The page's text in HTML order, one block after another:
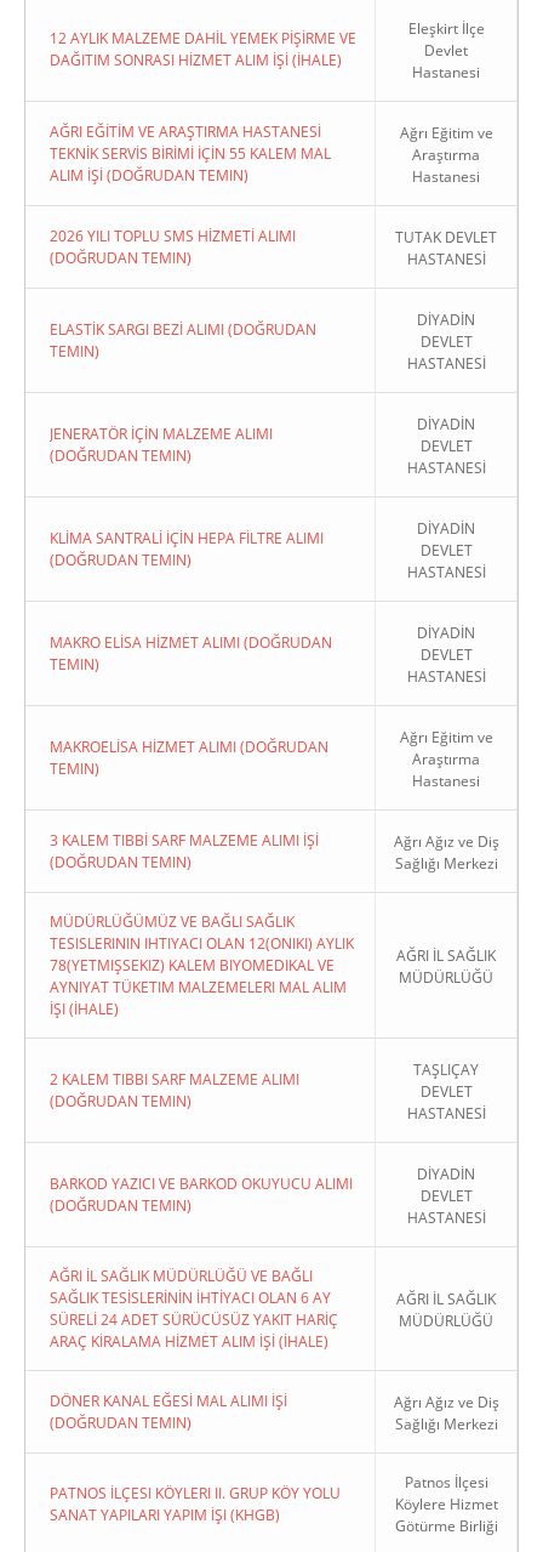
12 AYLIK MALZEME DAHİL YEMEK PİŞİRME VE
DAĞITIM SONRASI HİZMET ALIM İŞİ (İHALE)
Eleşkirt İlçe
Devlet
Hastanesi
AĞRI EĞİTİM VE ARAŞTIRMA HASTANESİ
TEKNİK SERVİS BİRİMİ İÇİN 55 KALEM MAL
ALIM İŞİ (DOĞRUDAN TEMIN)
Ağrı Eğitim ve
Araştırma
Hastanesi
2026 YILI TOPLU SMS HİZMETİ ALIMI
(DOĞRUDAN TEMIN)
TUTAK DEVLET
HASTANESİ
ELASTİK SARGI BEZİ ALIMI (DOĞRUDAN
TEMIN)
DİYADİN
DEVLET
HASTANESİ
JENERATÖR İÇİN MALZEME ALIMI
(DOĞRUDAN TEMIN)
DİYADİN
DEVLET
HASTANESİ
KLİMA SANTRALİ İÇİN HEPA FİLTRE ALIMI
(DOĞRUDAN TEMIN)
DİYADİN
DEVLET
HASTANESİ
MAKRO ELİSA HİZMET ALIMI (DOĞRUDAN
TEMIN)
DİYADİN
DEVLET
HASTANESİ
MAKROELİSA HİZMET ALIMI (DOĞRUDAN
TEMIN)
Ağrı Eğitim ve
Araştırma
Hastanesi
3 KALEM TIBBİ SARF MALZEME ALIMI İŞİ
(DOĞRUDAN TEMIN)
Ağrı Ağız ve Diş
Sağlığı Merkezi
MÜDÜRLÜĞÜMÜZ VE BAĞLI SAĞLIK
TESISLERININ IHTIYACI OLAN 12(ONIKI) AYLIK
78(YETMIŞSEKIZ) KALEM BIYOMEDIKAL VE
AYNIYAT TÜKETIM MALZEMELERI MAL ALIM
İŞI (İHALE)
AĞRI İL SAĞLIK
MÜDÜRLÜĞÜ
2 KALEM TIBBI SARF MALZEME ALIMI
(DOĞRUDAN TEMIN)
TAŞLIÇAY
DEVLET
HASTANESİ
BARKOD YAZICI VE BARKOD OKUYUCU ALIMI
(DOĞRUDAN TEMIN)
DİYADİN
DEVLET
HASTANESİ
AĞRI İL SAĞLIK MÜDÜRLÜĞÜ VE BAĞLI
SAĞLIK TESİSLERİNİN İHTİYACI OLAN 6 AY
SÜRELİ 24 ADET SÜRÜCÜSÜZ YAKIT HARİÇ
ARAÇ KİRALAMA HİZMET ALIM İŞİ (İHALE)
AĞRI İL SAĞLIK
MÜDÜRLÜĞÜ
DÖNER KANAL EĞESİ MAL ALIMI İŞİ
(DOĞRUDAN TEMIN)
Ağrı Ağız ve Diş
Sağlığı Merkezi
PATNOS İLÇESI KÖYLERI II. GRUP KÖY YOLU
SANAT YAPILARI YAPIM İŞI (KHGB)
Patnos İlçesi
Köylere Hizmet
Götürme Birliği